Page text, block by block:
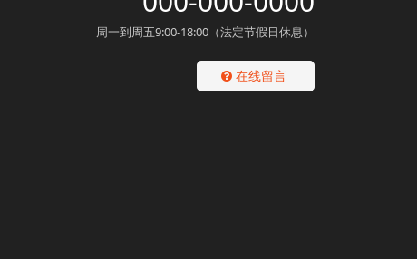
周一到周五9:00-18:00（法定节假日休息）
在线留言